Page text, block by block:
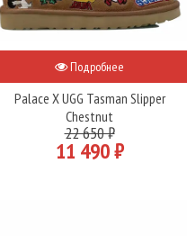
Подробнее
Palace X UGG Tasman Slipper
Chestnut
22 650 ₽
11 490 ₽